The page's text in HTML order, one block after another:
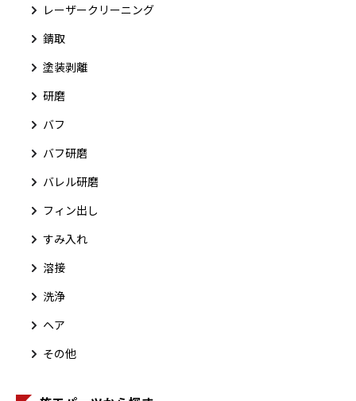
レーザークリーニング
錆取
塗装剥離
研磨
バフ
バフ研磨
バレル研磨
フィン出し
すみ入れ
溶接
洗浄
ヘア
その他